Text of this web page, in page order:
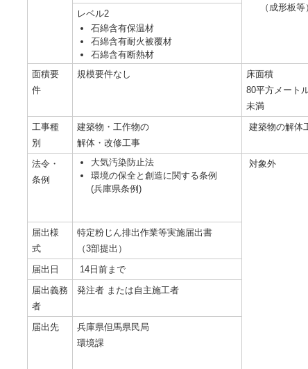
（成形板等
レベル2
石綿含有保温材
石綿含有耐火被覆材
石綿含有断熱材
面積要
件
規模要件なし
床面積
80平方メート
未満
工事種
別
建築物・工作物の
解体・改修工事
建築物の解体
法令・
条例
大気汚染防止法
環境の保全と創造に関する条例
(兵庫県条例)
対象外
届出様
式
特定粉じん排出作業等実施届出書
（3部提出）
届出日
14日前まで
届出義務
者
発注者 または自主施工者
届出先
兵庫県但馬県民局
環境課